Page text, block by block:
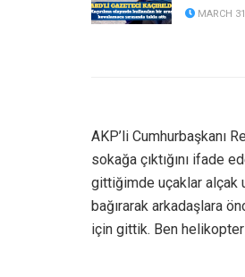
MARCH
AKP’li Cumhurbaşkanı
sokağa çıktığını ifade
gittiğimde uçaklar alçak
bağırarak arkadaşlara
için gittik. Ben